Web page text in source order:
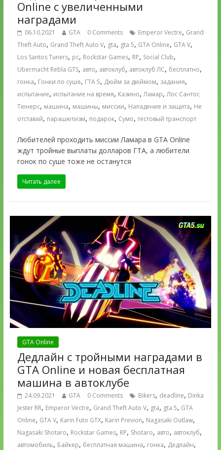
Online с увеличенными
наградами
06.10.2021 GTA 0 Comments Emperor Vectre, Grand
Theft Auto, Grand Theft Auto V, gta, gta 5, GTA Online, GTA V,
Los Santos Tuners, pc, Rockstar Games, RP, Social Club,
Ubermacht Rebla GTS, авто, автоклуб, автоклуб ЛС, бесплатно,
гонка, Гонки по суше, ГТА 5, Дюйм за дюймом, задания,
испытание, испытание на время, Казино,Ламар,Лос Сантос
Тюнерс, машина, машины, миссии, Нападение и защита, Не
отставай, парашютизм, подарок, Сумо, тестовый транспорт
Любителей проходить миссии Ламара в GTA Online
ждут тройные выплаты долларов ГТА, а любители
гонок по суше тоже не останутся
Читать далее
GTA Online
Дедлайн с тройными наградами в
GTA Online и новая бесплатная
машина в автоклубе
24.09.2021 GTA 0 Comments Bikers, deadline, Dinka
Jester RR, Emperor Vectre, Grand Theft Auto V, gta, gta 5, GTA
Online, GTA V, Karin Futo GTX, Karin Previon, Nagasaki Outlaw,
Nagasaki Shotaro, Rockstar Games, RP, Shotaro, авто, автоклуб,
автомобиль, Байкер, бесплатная машина, гонка, Дедлайн,